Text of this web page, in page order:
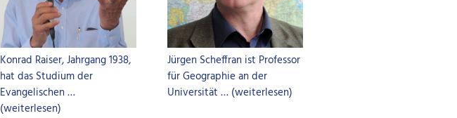
Konrad Raiser, Jahrgang 1938,
hat das Studium der
Evangelischen …
(weiterlesen)
Jürgen Scheffran ist Professor
für Geographie an der
Universität … (weiterlesen)